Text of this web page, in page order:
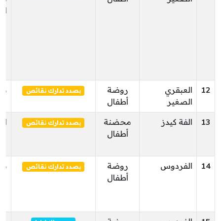
12
العبقري
الصغير
روضة
أطفال
بصدد تدارك نقائص
13 الفة كيدز
محضنة
أطفال
بصدد تدارك نقائص
14 الفردوس
روضة
أطفال
بصدد تدارك نقائص